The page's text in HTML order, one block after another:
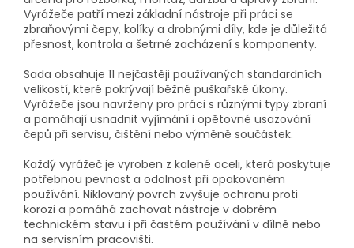
Vyrážeče patří mezi základní nástroje při práci se
zbraňovými čepy, kolíky a drobnými díly, kde je důležitá
přesnost, kontrola a šetrné zacházení s komponenty.
Sada obsahuje 11 nejčastěji používaných standardních
velikostí, které pokrývají běžné puškařské úkony.
Vyrážeče jsou navrženy pro práci s různými typy zbraní
a pomáhají usnadnit vyjímání i opětovné usazování
čepů při servisu, čištění nebo výměně součástek.
Každý vyrážeč je vyroben z kalené oceli, která poskytuje
potřebnou pevnost a odolnost při opakovaném
používání. Niklovaný povrch zvyšuje ochranu proti
korozi a pomáhá zachovat nástroje v dobrém
technickém stavu i při častém používání v dílně nebo
na servisním pracovišti.